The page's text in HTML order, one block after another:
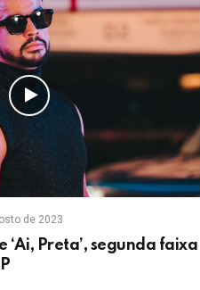
de 2023
‘Ai, Preta’, segunda faixa